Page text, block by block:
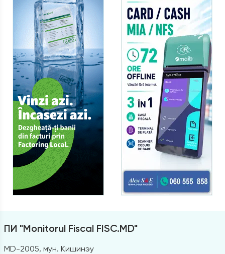
ПИ "Monitorul Fiscal FISC.MD"
MD-2005, мун. Кишинэу